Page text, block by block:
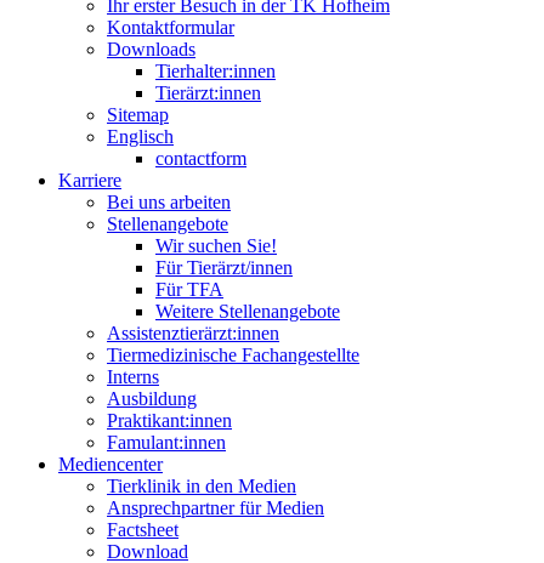
Ihr erster Besuch in der TK Hofheim
Kontaktformular
Downloads
Tierhalter:innen
Tierärzt:innen
Sitemap
Englisch
contactform
Karriere
Bei uns arbeiten
Stellenangebote
Wir suchen Sie!
Für Tierärzt/innen
Für TFA
Weitere Stellenangebote
Assistenztierärzt:innen
Tiermedizinische Fachangestellte
Interns
Ausbildung
Praktikant:innen
Famulant:innen
Mediencenter
Tierklinik in den Medien
Ansprechpartner für Medien
Factsheet
Download